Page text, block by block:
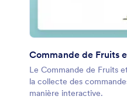
Commande de Fruits
Le Commande de Fruits
la collecte des
manière interactive.